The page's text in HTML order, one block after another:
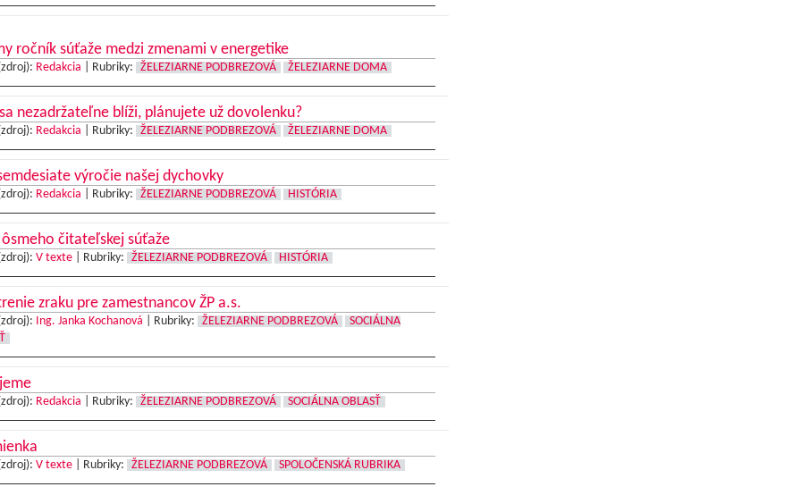
ročník súťaže medzi zmenami v energetike
Redakcia Rubriky: ŽELEZIARNE PODBREZOVÁ ŽELEZIARNE DOMA
nezadržateľne blíži, plánujete už dovolenku?
Redakcia Rubriky: ŽELEZIARNE PODBREZOVÁ ŽELEZIARNE DOMA
výročie našej dychovky
Redakcia Rubriky: ŽELEZIARNE PODBREZOVÁ HISTÓRIA
čitateľskej súťaže
V texte| Rubriky: ŽELEZIARNE PODBREZOVÁ HISTÓRIA
zraku pre zamestnancov ŽP a.s.
Ing. Janka Kochanová Rubriky: ŽELEZIARNE PODBREZOVÁ
SOCIÁLNA
Redakcia Rubriky: ŽELEZIARNE PODBREZOVÁ SOCIÁLNA OBLASŤ
V texte| Rubriky: ŽELEZIARNE PODBREZOVÁ SPOLOČENSKÁ RUBRIKA